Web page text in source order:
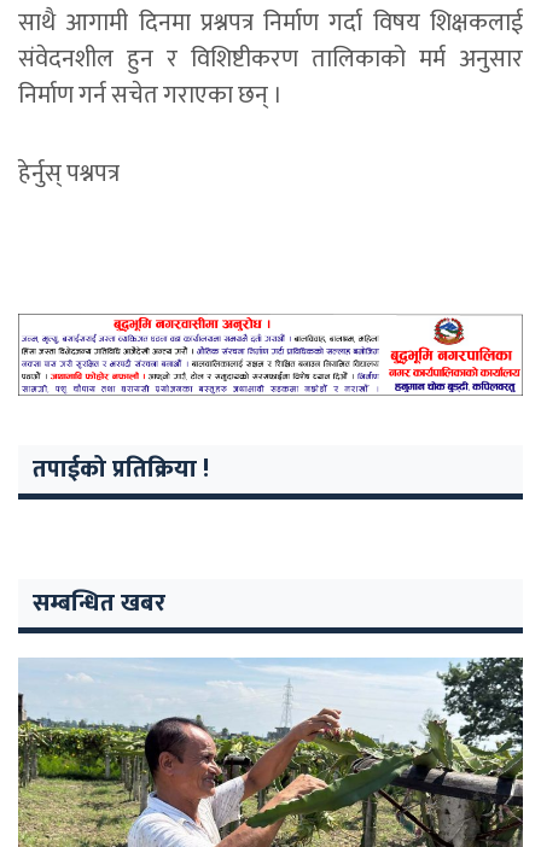
साथै आगामी दिनमा प्रश्नपत्र निर्माण गर्दा विषय शिक्षकलाई
संवेदनशील हुन र विशिष्टीकरण तालिकाको मर्म अनुसार
निर्माण गर्न सचेत गराएका छन् ।
हेर्नुस् पश्नपत्र
तपाईको प्रतिक्रिया !
सम्बन्धित खबर